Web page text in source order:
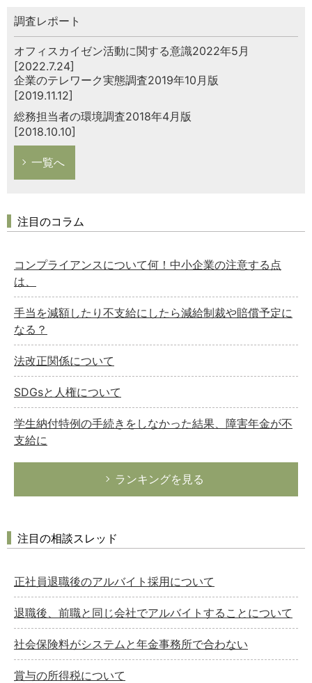
調査レポート
オフィスカイゼン活動に関する意識2022年5月
[2022.7.24]
企業のテレワーク実態調査2019年10月版
[2019.11.12]
総務担当者の環境調査2018年4月版
[2018.10.10]
一覧へ
注目のコラム
コンプライアンスについて何！中小企業の注意する点
は、
手当を減額したり不支給にしたら減給制裁や賠償予定に
なる？
法改正関係について
SDGsと人権について
学生納付特例の手続きをしなかった結果、障害年金が不
支給に
ランキングを見る
注目の相談スレッド
正社員退職後のアルバイト採用について
退職後、前職と同じ会社でアルバイトすることについて
社会保険料がシステムと年金事務所で合わない
賞与の所得税について